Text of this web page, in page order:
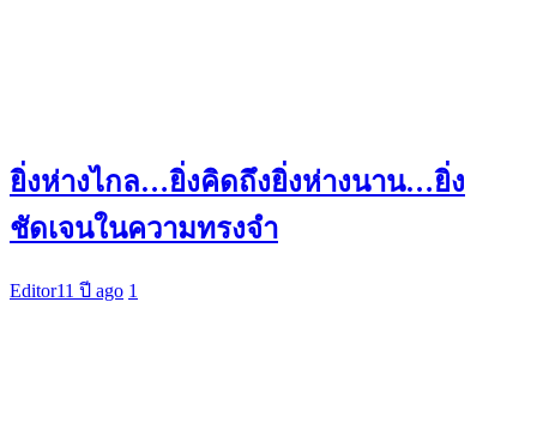
ยิ่งห่างไกล…ยิ่งคิดถึงยิ่งห่างนาน…ยิ่ง
ชัดเจนในความทรงจำ
Editor11 ปี ago 1